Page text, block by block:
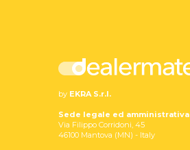
by EKRA S.r.l.
Sede legale ed amministrativa
Via Filippo Corridoni, 45
46100 Mantova (MN) - Italy